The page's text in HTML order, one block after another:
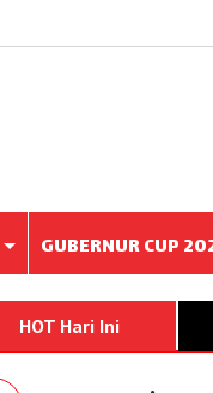
GUBERNUR CUP
HOT Hari Ini